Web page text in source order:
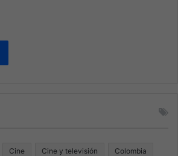
Cine Cine y televisión Colombia